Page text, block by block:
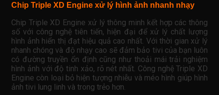
Chip Triple XD Engine xử lý hình ảnh nhanh nhạy
Chip Triple XD Engine xử lý thông minh kết hợp các thông
số với công nghệ tiên tiến, hiện đại để xử lý chất lượng
hình ảnh hiển thị đạt hiệu quả cao nhất. Với thời gian xử lý
nhanh chóng và độ nhạy cao sẽ đảm bảo tivi của bạn luôn
có đường truyền ổn định cũng như thoải mái trải nghiệm
hình ảnh với độ tinh xảo, rõ nét nhất. Công nghệ Triple XD
Engine còn loại bỏ hiện tượng nhiễu và méo hình giúp hình
ảnh tivi lung linh và trong trẻo hơn.